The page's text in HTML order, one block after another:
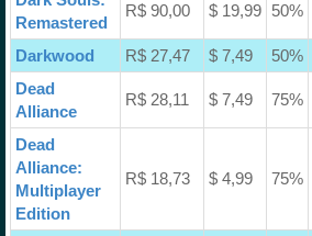
Remastered
R$ 90,00 $ 19,99 50%
Darkwood R$ 27,47 $ 7,49 50%
Dead
Alliance
R$ 28,11 $ 7,49 75%
Dead
Alliance:
Multiplayer
Edition
R$ 18,73 $ 4,99 75%